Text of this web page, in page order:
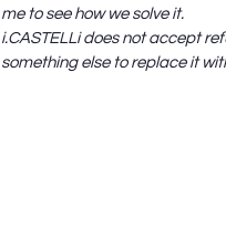
me to see how we solve it.
i.CASTELLi does not accept
something else to replace it